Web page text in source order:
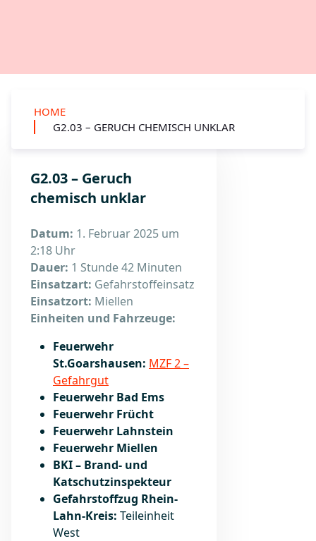
HOME
G2.03 – GERUCH CHEMISCH UNKLAR
G2.03 – Geruch
chemisch unklar
Datum: 1. Februar 2025 um
2:18 Uhr
Dauer: 1 Stunde 42 Minuten
Einsatzart: Gefahrstoffeinsatz
Einsatzort: Miellen
Einheiten und Fahrzeuge:
Feuerwehr
St.Goarshausen: MZF 2 –
Gefahrgut
Feuerwehr Bad Ems
Feuerwehr Frücht
Feuerwehr Lahnstein
Feuerwehr Miellen
BKI – Brand- und
Katschutzinspekteur
Gefahrstoffzug Rhein-
Lahn-Kreis: Teileinheit
West